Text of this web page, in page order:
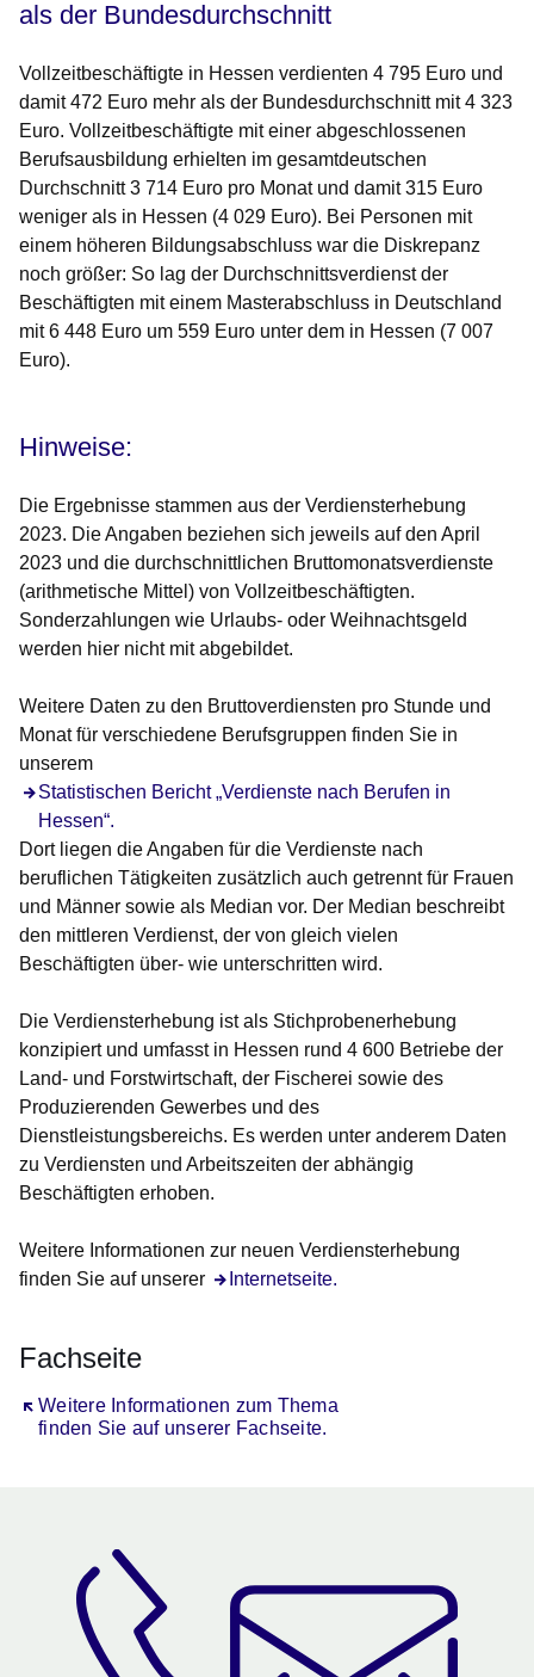
als der Bundesdurchschnitt
Vollzeitbeschäftigte in Hessen verdienten 4 795 Euro und
damit 472 Euro mehr als der Bundesdurchschnitt mit 4 323
Euro. Vollzeitbeschäftigte mit einer abgeschlossenen
Berufsausbildung erhielten im gesamtdeutschen
Durchschnitt 3 714 Euro pro Monat und damit 315 Euro
weniger als in Hessen (4 029 Euro). Bei Personen mit
einem höheren Bildungsabschluss war die Diskrepanz
noch größer: So lag der Durchschnittsverdienst der
Beschäftigten mit einem Masterabschluss in Deutschland
mit 6 448 Euro um 559 Euro unter dem in Hessen (7 007
Euro).
Hinweise:
Die Ergebnisse stammen aus der Verdiensterhebung
2023. Die Angaben beziehen sich jeweils auf den April
2023 und die durchschnittlichen Bruttomonatsverdienste
(arithmetische Mittel) von Vollzeitbeschäftigten.
Sonderzahlungen wie Urlaubs- oder Weihnachtsgeld
werden hier nicht mit abgebildet.
Weitere Daten zu den Bruttoverdiensten pro Stunde und
Monat für verschiedene Berufsgruppen finden Sie in
unserem
Statistischen Bericht „Verdienste nach Berufen in
Hessen“.
Dort liegen die Angaben für die Verdienste nach
beruflichen Tätigkeiten zusätzlich auch getrennt für Frauen
und Männer sowie als Median vor. Der Median beschreibt
den mittleren Verdienst, der von gleich vielen
Beschäftigten über- wie unterschritten wird.
Die Verdiensterhebung ist als Stichprobenerhebung
konzipiert und umfasst in Hessen rund 4 600 Betriebe der
Land- und Forstwirtschaft, der Fischerei sowie des
Produzierenden Gewerbes und des
Dienstleistungsbereichs. Es werden unter anderem Daten
zu Verdiensten und Arbeitszeiten der abhängig
Beschäftigten erhoben.
Weitere Informationen zur neuen Verdiensterhebung
finden Sie auf unserer
Internetseite.
Fachseite
Weitere Informationen zum Thema
finden Sie auf unserer Fachseite.
Öffnet sich in einem neuen Fenster